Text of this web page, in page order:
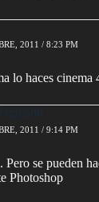
2011 / 8:23 PM
lo haces cinema
2011 / 9:14 PM
Pero se pueden
Photoshop